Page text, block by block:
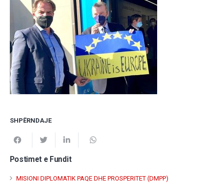
SHPËRNDAJE
Postimet e Fundit
MISIONI DIPLOMATIK PAQE DHE PROSPERITET (DMPP)